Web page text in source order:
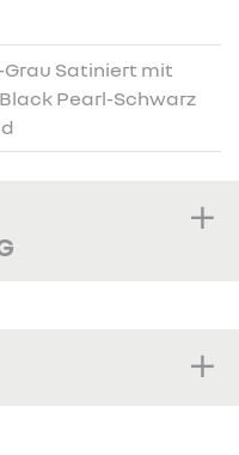
Satiniert mit
Pearl-Schwarz